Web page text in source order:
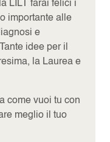
LILT farai felici i
importante alle
e
idee per il
la Laurea e
come vuoi tu con
meglio il tuo